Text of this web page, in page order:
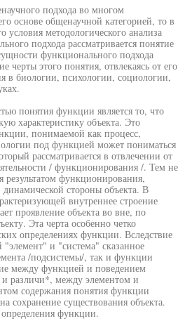
подхода во многом
основе общенаучной категорией, то в
условия методологического анализа
подхода рассматривается понятие
функционального подхода
черты этого понятия, отвлекаясь от его
в биологии, психологии, социологии,
понятия функции является то, что
характеристику объекта. Это
понимаемой как процесс,
под функцией может пониматься
рассматривается в отвлечении от
/ функционирования /. Тем не
функционирования,
динамической стороны объекта. В
внутреннее строение
проявление объекта во вне, по
Эта черта особенно четко
определениях функции. Вследствие
"элемент" и "система" сказанное
/подсистемы/, так и функции
между функцией и поведением
и различи*, между элементом и
содержания понятия функции
сохранение существования объекта.
определения функции.